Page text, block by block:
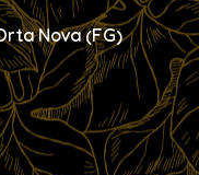
Nova (FG)